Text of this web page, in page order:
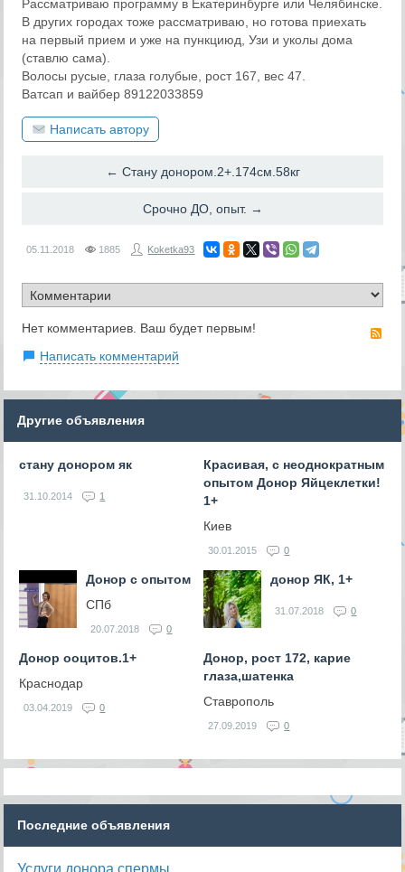
Рассматриваю программу в Екатеринбурге или Челябинске.
В других городах тоже рассматриваю, но готова приехать
на первый прием и уже на пункциюд, Узи и уколы дома
(ставлю сама).
Волосы русые, глаза голубые, рост 167, вес 47.
Ватсап и вайбер 89122033859
Написать автору
← Стану донором.2+.174см.58кг
Срочно ДО, опыт. →
05.11.2018 1885 Koketka93
Нет комментариев. Ваш будет первым!
Написать комментарий
Другие объявления
стану донором як
31.10.2014 1
Красивая, с неоднократным
опытом Донор Яйцеклетки!
1+
Киев
30.01.2015 0
Донор с опытом
СПб
20.07.2018 0
донор ЯК, 1+
31.07.2018 0
Донор ооцитов.1+
Краснодар
03.04.2019 0
Донор, рост 172, карие
глаза,шатенка
Ставрополь
27.09.2019 0
Последние объявления
Услуги донора спермы